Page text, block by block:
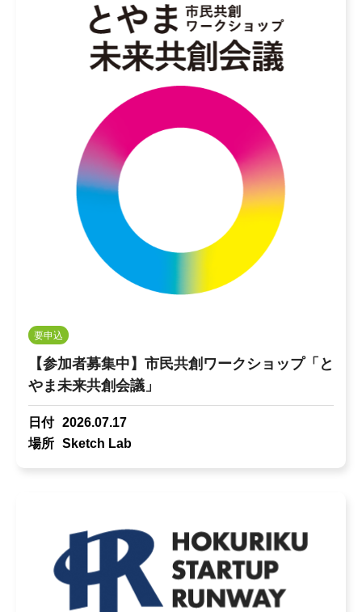
要申込
【参加者募集中】市民共創ワークショップ「と
やま未来共創会議」
日付 2026.07.17
場所 Sketch Lab